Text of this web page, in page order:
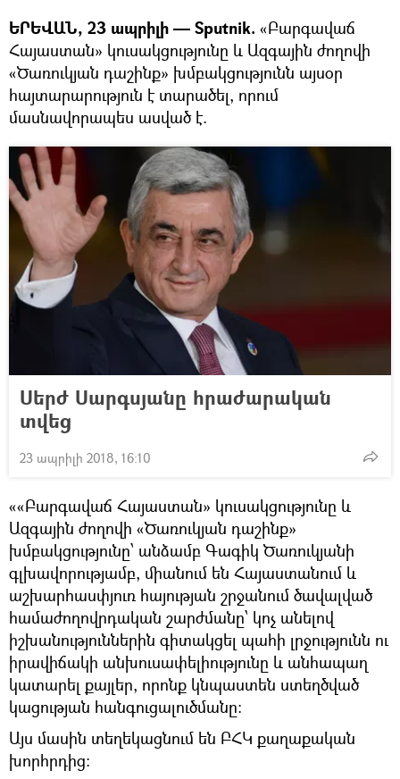
ԵՐԵՎԱՆ, 23 ապրիլի — Sputnik. «Բարգավաճ
Հայաստան» կուսակցությունը և Ազգային ժողովի
«Ծառուկյան դաշինք» խմբակցությունն այսօր
հայտարարություն է տարածել, որում
մասնավորապես ասված է.
Սերժ Սարգսյանը հրաժարական
տվեց
23 ապրիլի 2018, 16:10
««Բարգավաճ Հայաստան» կուսակցությունը և
Ազգային ժողովի «Ծառուկյան դաշինք»
խմբակցությունը՝ անձամբ Գագիկ Ծառուկյանի
գլխավորությամբ, միանում են Հայաստանում և
աշխարհասփյուռ հայության շրջանում ծավալված
համաժողովրդական շարժմանը՝ կոչ անելով
իշխանություններին գիտակցել պահի լրջությունն ու
իրավիճակի անխուսափելիությունը և անհապաղ
կատարել քայլեր, որոնք կնպաստեն ստեղծված
կացության հանգուցալուծմանը։
Այս մասին տեղեկացնում են ԲՀԿ քաղաքական
խորհրդից: